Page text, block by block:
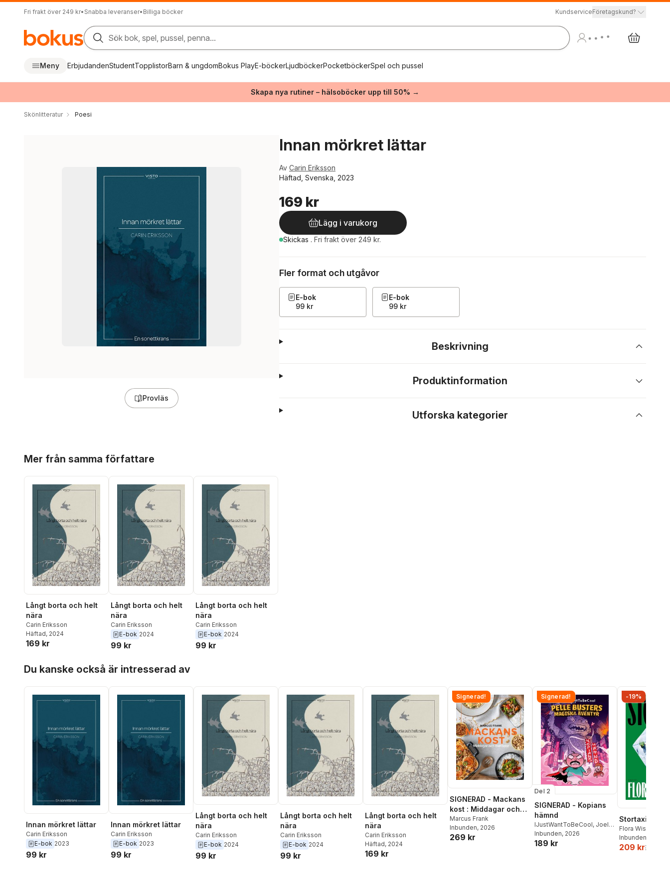
Fri frakt över 249 kr• Snabba leveranser• Billiga böcker KundserviceFöretagskund?
Sök bok, spel, pussel, penna...
Meny ErbjudandenStudentTopplistorBarn & ungdomBokus PlayE-böckerLjudböckerPocketböckerSpel och pussel
Skapa nya rutiner – hälsoböcker upp till 50% →
Skönlitteratur Poesi
Provläs
Innan mörkret lättar
Av Carin Eriksson
Häftad, Svenska, 2023
169 kr
Lägg i varukorg
Skickas . Fri frakt över 249 kr.
Fler format och utgåvor
E-bok
99 kr
E-bok
99 kr
Beskrivning
Produktinformation
Utforska kategorier
Mer från samma författare
Långt borta och helt
nära
Carin Eriksson
Häftad, 2024
169 kr
Långt borta och helt
nära
Carin Eriksson
E-bok 2024
99 kr
Långt borta och helt
nära
Carin Eriksson
E-bok 2024
99 kr
Du kanske också är intresserad av
Innan mörkret lättar
Carin Eriksson
E-bok 2023
99 kr
Innan mörkret lättar
Carin Eriksson
E-bok 2023
99 kr
Långt borta och helt
nära
Carin Eriksson
E-bok 2024
99 kr
Långt borta och helt
nära
Carin Eriksson
E-bok 2024
99 kr
Långt borta och helt
nära
Carin Eriksson
Häftad, 2024
169 kr
Signerad!
SIGNERAD - Mackans
kost : Middagar och
matlådor
Marcus Frank
Inbunden, 2026
269 kr
Signerad!
Del 2
SIGNERAD - Kopians
hämnd
IJustWantToBeCool, Joel
Adolphson,Emil Ejdemo
Beer ,Victor Beer
Inbunden, 2026
189 kr
-19%
Stortaxi
Flora Wiström
Inbunden
209 kr259 kr